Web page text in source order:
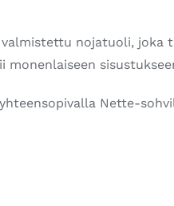
nojatuoli, joka
Nette-